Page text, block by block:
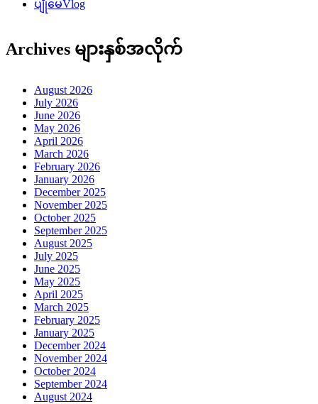
ပျိုမေVlog
Archives များနှစ်အလိုက်
August 2026
July 2026
June 2026
May 2026
April 2026
March 2026
February 2026
January 2026
December 2025
November 2025
October 2025
September 2025
August 2025
July 2025
June 2025
May 2025
April 2025
March 2025
February 2025
January 2025
December 2024
November 2024
October 2024
September 2024
August 2024